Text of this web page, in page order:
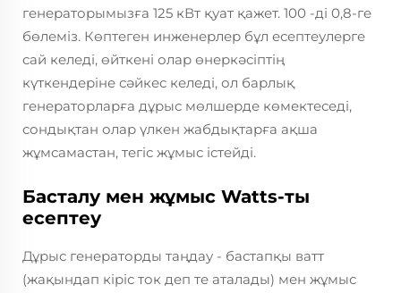
генераторымызға 125 кВт қуат қажет. 100 -ді 0,8-ге
бөлеміз. Көптеген инженерлер бұл есептеулерге
сай келеді, өйткені олар өнеркәсіптің
күткендеріне сәйкес келеді, ол барлық
генераторларға дұрыс мөлшерде көмектеседі,
сондықтан олар үлкен жабдықтарға ақша
жұмсамастан, тегіс жұмыс істейді.
Басталу мен жұмыс Watts-ты
есептеу
Дұрыс генераторды таңдау - бастапқы ватт
(жақындап кіріс ток деп те аталады) мен жұмыс